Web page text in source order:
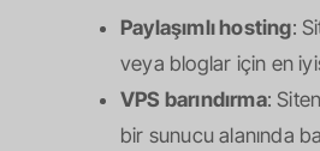
Paylaşımlı hosting:
veya bloglar için en
VPS barındırma:
bir sunucu alanında